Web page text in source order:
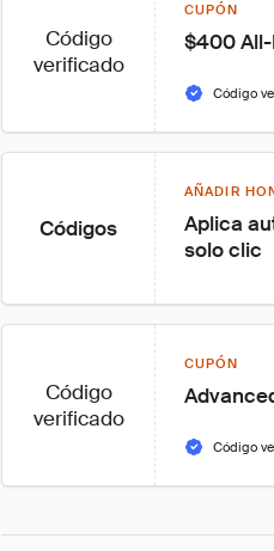
Código
verificado
CUPÓN
$400
Código
Códigos
AÑADIR
Aplica
solo clic
Código
verificado
CUPÓN
Código